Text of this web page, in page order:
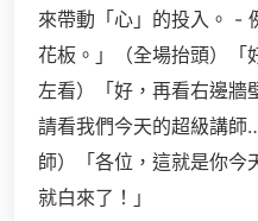
來帶動「心」的投入。 -
花板。」（全場抬頭）「
左看）「好，再看右邊牆
請看我們今天的超級講
師）「各位，這就是你今
就白來了！」